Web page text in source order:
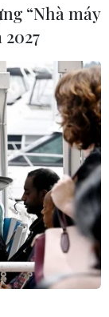
“Nhà máy